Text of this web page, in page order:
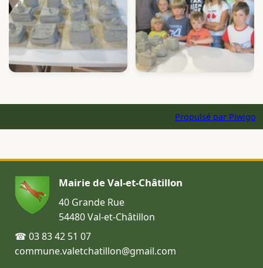
Propulsé par Piwigo
Mairie de Val-et-Châtillon
40 Grande Rue
54480 Val-et-Châtillon
☎ 03 83 42 51 07
commune.valetchatillon@gmail.com